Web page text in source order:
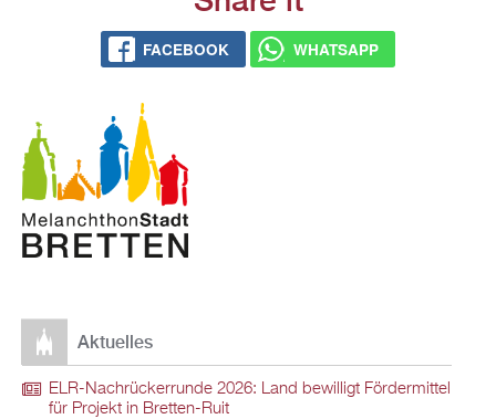
FACEBOOK WHATSAPP
Aktuelles
ELR-Nachrückerrunde 2026: Land bewilligt Fördermittel
für Projekt in Bretten-Ruit